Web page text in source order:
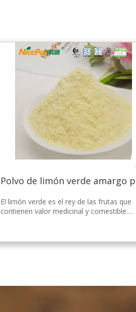
El limón verde es el rey de las frutas que
contienen valor medicinal y comestible.
con la tecnología y el procesamiento de
secado por aspersión más avanzados del